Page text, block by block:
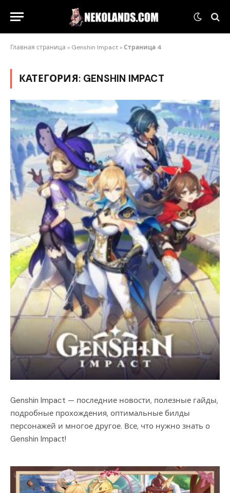
Главная страница » Genshin Impact »Страница 4
КАТЕГОРИЯ: GENSHIN IMPACT
Genshin Impact — последние новости, полезные гайды,
подробные прохождения, оптимальные билды
персонажей и многое другое. Все, что нужно знать о
Genshin Impaсt!